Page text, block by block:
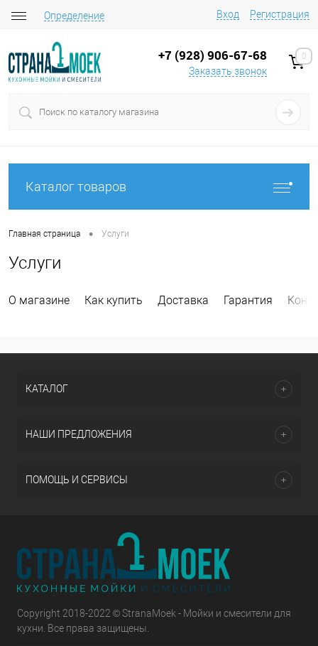
Вход Регистрация
Определение
+7 (928) 906-67-68
Заказать звонок
0
Каталог товаров
Главная страница • Услуги
Услуги
О магазине Как купить Доставка Гарантия
КАТАЛОГ
НАШИ ПРЕДЛОЖЕНИЯ
ПОМОЩЬ И СЕРВИСЫ
Copyright 2018-2022 © StranaMoek - Мойки и смесители для
кухни. Все права защищены.